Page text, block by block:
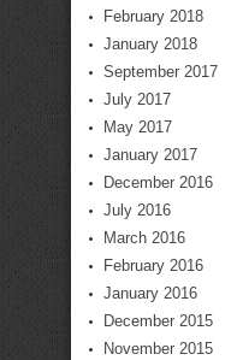
February 2018
January 2018
September 2017
July 2017
May 2017
January 2017
December 2016
July 2016
March 2016
February 2016
January 2016
December 2015
November 2015